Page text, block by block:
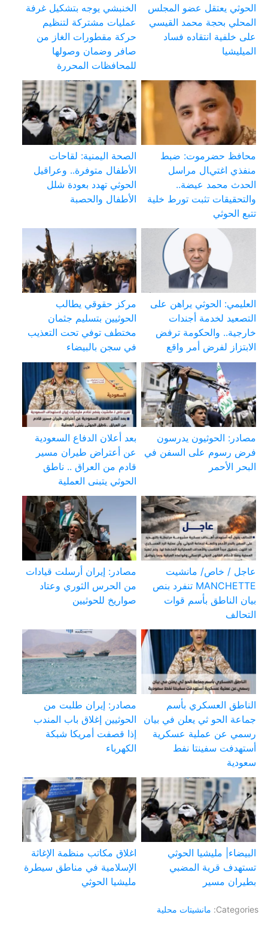
الحوثي يعتقل عضو المجلس
المحلي بحجة محمد القيسي
على خلفية انتقاده فساد
الميليشيا
الخنبشي يوجه بتشكيل غرفة
عمليات مشتركة لتنظيم
حركة مقطورات الغاز من
صافر وضمان وصولها
للمحافظات المحررة
محافظ حضرموت: ضبط
منفذي اغتيال مراسل
الحدث محمد عيضة..
والتحقيقات تثبت تورط خلية
تتبع الحوثي
الصحة اليمنية: لقاحات
الأطفال متوفرة.. وعراقيل
الحوثي تهدد بعودة شلل
الأطفال والحصبة
العليمي: الحوثي يراهن على
التصعيد لخدمة أجندات
خارجية.. والحكومة ترفض
الابتزاز لفرض أمر واقع
مركز حقوقي يطالب
الحوثيين بتسليم جثمان
مختطف توفي تحت التعذيب
في سجن بالبيضاء
مصادر: الحوثيون يدرسون
فرض رسوم على السفن في
البحر الأحمر
بعد أعلان الدفاع السعودية
عن أعتراض طيران مسير
قادم من العراق .. ناطق
الحوثي يتبنى العملية
عاجل / خاص/ مانشيت
MANCHETTE تنفرد بنص
بيان الناطق بأسم قوات
التحالف
مصادر: إيران أرسلت قيادات
من الحرس الثوري وعتاد
صواريخ للحوثيين
الناطق العسكري بأسم
جماعة الحو ثي يعلن في بيان
رسمي عن عملية عسكرية
أستهدفت سفينتا نفط
سعودية
مصادر: إيران طلبت من
الحوثيين إغلاق باب المندب
إذا قصفت أمريكا شبكة
الكهرباء
البيضاء| مليشيا الحوثي
تستهدف قرية المضبي
بطيران مسير
اغلاق مكاتب منظمة الإغاثة
الإسلامية في مناطق سيطرة
مليشيا الحوثي
Categories: مانشيتات محلية